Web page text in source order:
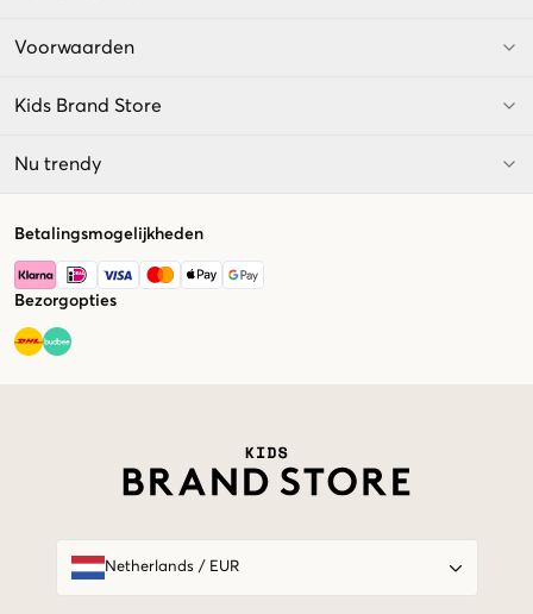
Voorwaarden
Kids Brand Store
Nu trendy
Betalingsmogelijkheden
Bezorgopties
Netherlands/ EUR